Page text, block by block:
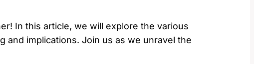
In this article, we will explore the various
and implications. Join us as we unravel the